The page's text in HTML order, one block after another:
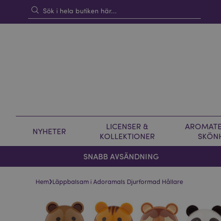
NYHETER
LICENSER &
KOLLEKTIONER
SNABB AVSÄNDNING
Hem›Läppbalsam i Adoramals Djurformad Hållare
Hoppa
Hoppa